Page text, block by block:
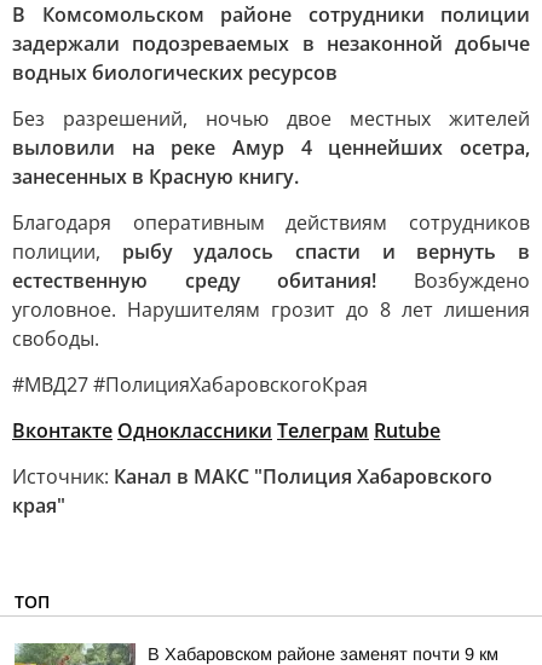
В Комсомольском районе сотрудники полиции
задержали подозреваемых в незаконной добыче
водных биологических ресурсов
Без разрешений, ночью двое местных жителей
выловили на реке Амур 4 ценнейших осетра,
занесенных в Красную книгу.
Благодаря оперативным действиям сотрудников
полиции, рыбу удалось спасти и вернуть в
естественную среду обитания! Возбуждено
уголовное. Нарушителям грозит до 8 лет лишения
свободы.
#МВД27 #ПолицияХабаровскогоКрая
Вконтакте Одноклассники Телеграм Rutube
Источник: Канал в МАКС "Полиция Хабаровского
края"
ТОП
В Хабаровском районе заменят почти 9 км